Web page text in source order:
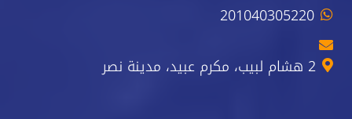
201040305220
2 هشام لبيب، مكرم عبيد، مدينة نصر